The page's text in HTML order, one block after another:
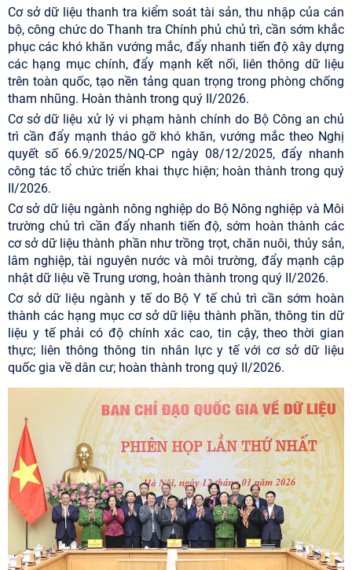
Cơ sở dữ liệu thanh tra kiểm soát tài sản, thu nhập của cán
bộ, công chức do Thanh tra Chính phủ chủ trì, cần sớm khắc
phục các khó khăn vướng mắc, đẩy nhanh tiến độ xây dựng
các hạng mục chính, đẩy mạnh kết nối, liên thông dữ liệu
trên toàn quốc, tạo nền tảng quan trọng trong phòng chống
tham nhũng. Hoàn thành trong quý II/2026.
Cơ sở dữ liệu xử lý vi phạm hành chính do Bộ Công an chủ
trì cần đẩy mạnh tháo gỡ khó khăn, vướng mắc theo Nghị
quyết số 66.9/2025/NQ-CP ngày 08/12/2025, đẩy nhanh
công tác tổ chức triển khai thực hiện; hoàn thành trong quý
II/2026.
Cơ sở dữ liệu ngành nông nghiệp do Bộ Nông nghiệp và Môi
trường chủ trì cần đẩy nhanh tiến độ, sớm hoàn thành các
cơ sở dữ liệu thành phần như trồng trọt, chăn nuôi, thủy sản,
lâm nghiệp, tài nguyên nước và môi trường, đẩy mạnh cập
nhật dữ liệu về Trung ương, hoàn thành trong quý II/2026.
Cơ sở dữ liệu ngành y tế do Bộ Y tế chủ trì cần sớm hoàn
thành các hạng mục cơ sở dữ liệu thành phần, thông tin dữ
liệu y tế phải có độ chính xác cao, tin cậy, theo thời gian
thực; liên thông thông tin nhân lực y tế với cơ sở dữ liệu
quốc gia về dân cư; hoàn thành trong quý II/2026.